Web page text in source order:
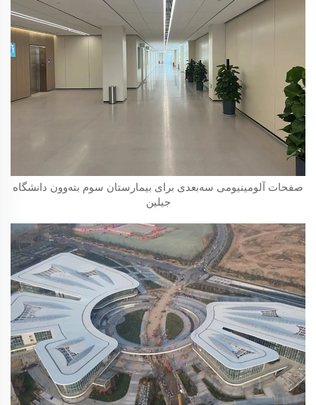
صفحات آلومینیومی سه‌بعدی برای بیمارستان سوم بته‌وون دانشگاه
جیلین